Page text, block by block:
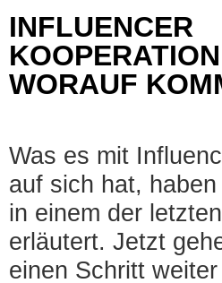
INFLUENCER
WORAUF
Was es mit
auf sich hat,
in einem der
erläutert. Jetzt
einen Schritt